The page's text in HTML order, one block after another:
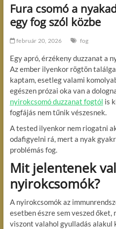
Fura csomó a
egy fog szól közbe
február 20, 2026 fog
Egy apró, érzékeny duzzanat a
Az ember ilyenkor rögtön
kaptam, esetleg valami
egészen prózai oka van a
nyirokcsomó duzzanat fogtól is
fogfájás nem tűnik vészesnek.
A tested ilyenkor nem riogatni
odafigyelni rá, mert a nyak
problémás fog.
Mit jelentenek
nyirokcsomók?
A nyirokcsomók az
esetben észre sem veszed
viszont valahol gyulladás alakul